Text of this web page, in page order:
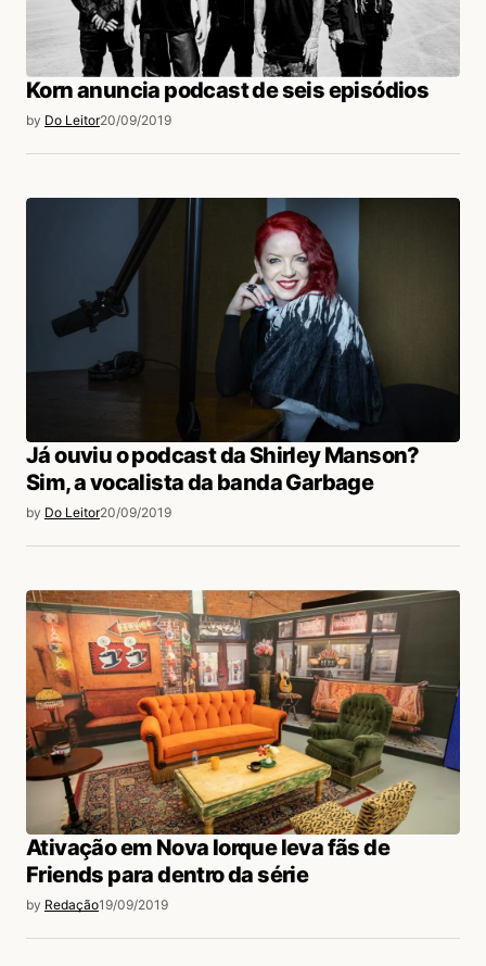
Korn anuncia podcast de seis episódios
by Do Leitor20/09/2019
Já ouviu o podcast da Shirley Manson?
Sim, a vocalista da banda Garbage
by Do Leitor20/09/2019
Ativação em Nova Iorque leva fãs de
Friends para dentro da série
by Redação19/09/2019